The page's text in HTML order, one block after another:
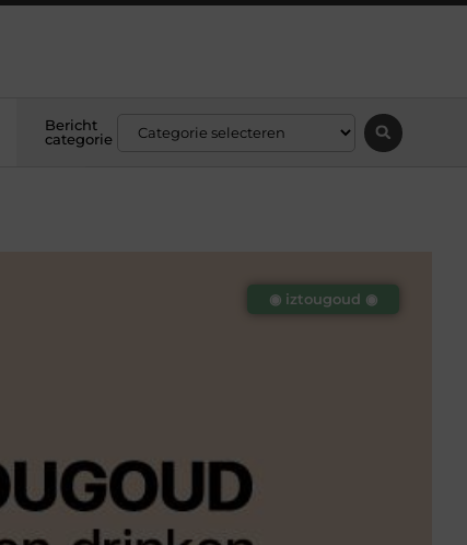
Bericht
categorie
◉ iztougoud ◉